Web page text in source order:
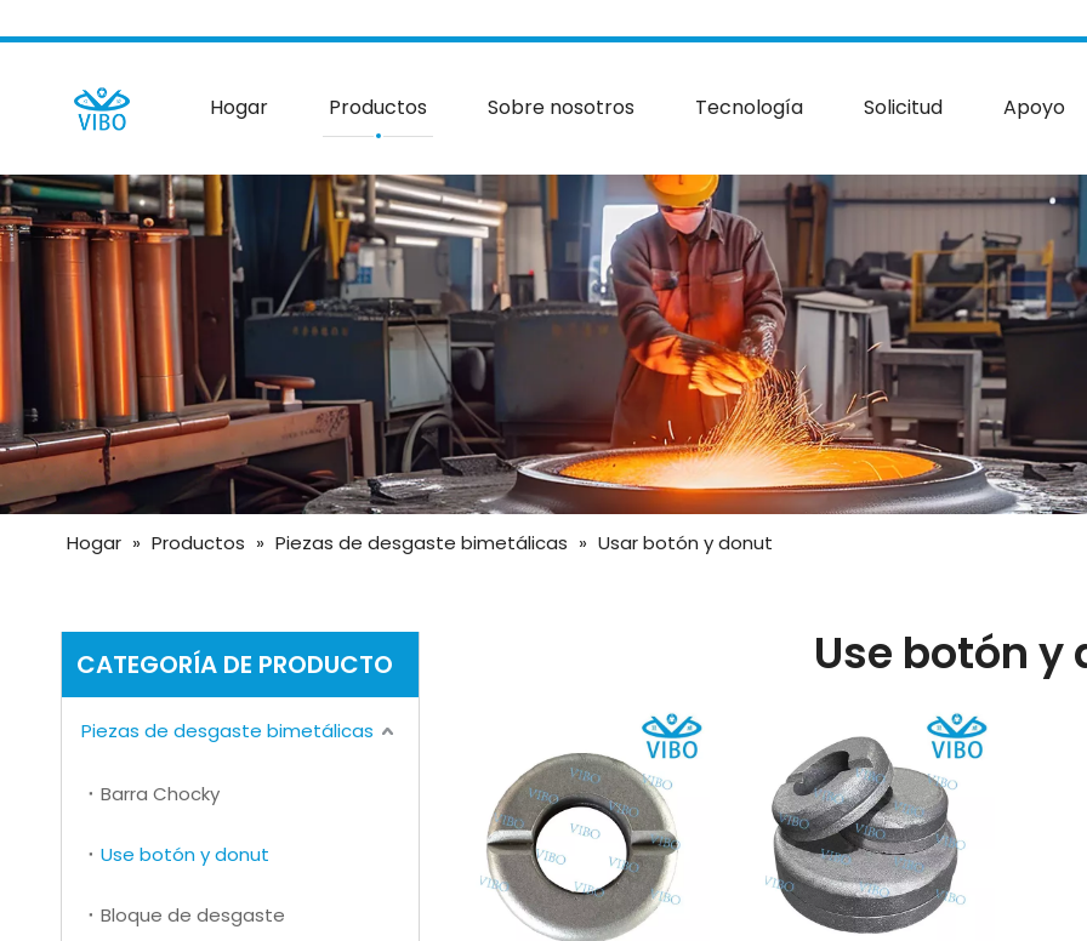
Hogar Productos Sobre nosotros Tecnología Solicitud Apoyo
Hogar » Productos » Piezas de desgaste bimetálicas » Usar botón y donut
CATEGORÍA DE PRODUCTO
Piezas de desgaste bimetálicas
Barra Chocky
Use botón y donut
Bloque de desgaste
Use botón y